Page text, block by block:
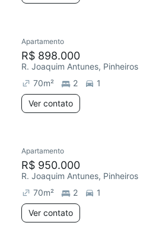
Apartamento
R$ 898.000
R. Joaquim Antunes, Pinheiros
70m² 2
1
Ver contato
Apartamento
R$ 950.000
R. Joaquim Antunes, Pinheiros
70m² 2
1
Ver contato